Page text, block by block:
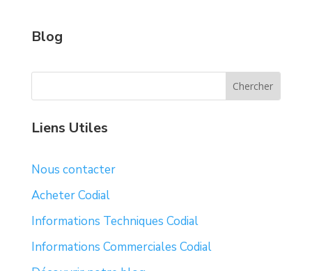
Blog
Liens Utiles
Nous contacter
Acheter Codial
Informations Techniques Codial
Informations Commerciales Codial